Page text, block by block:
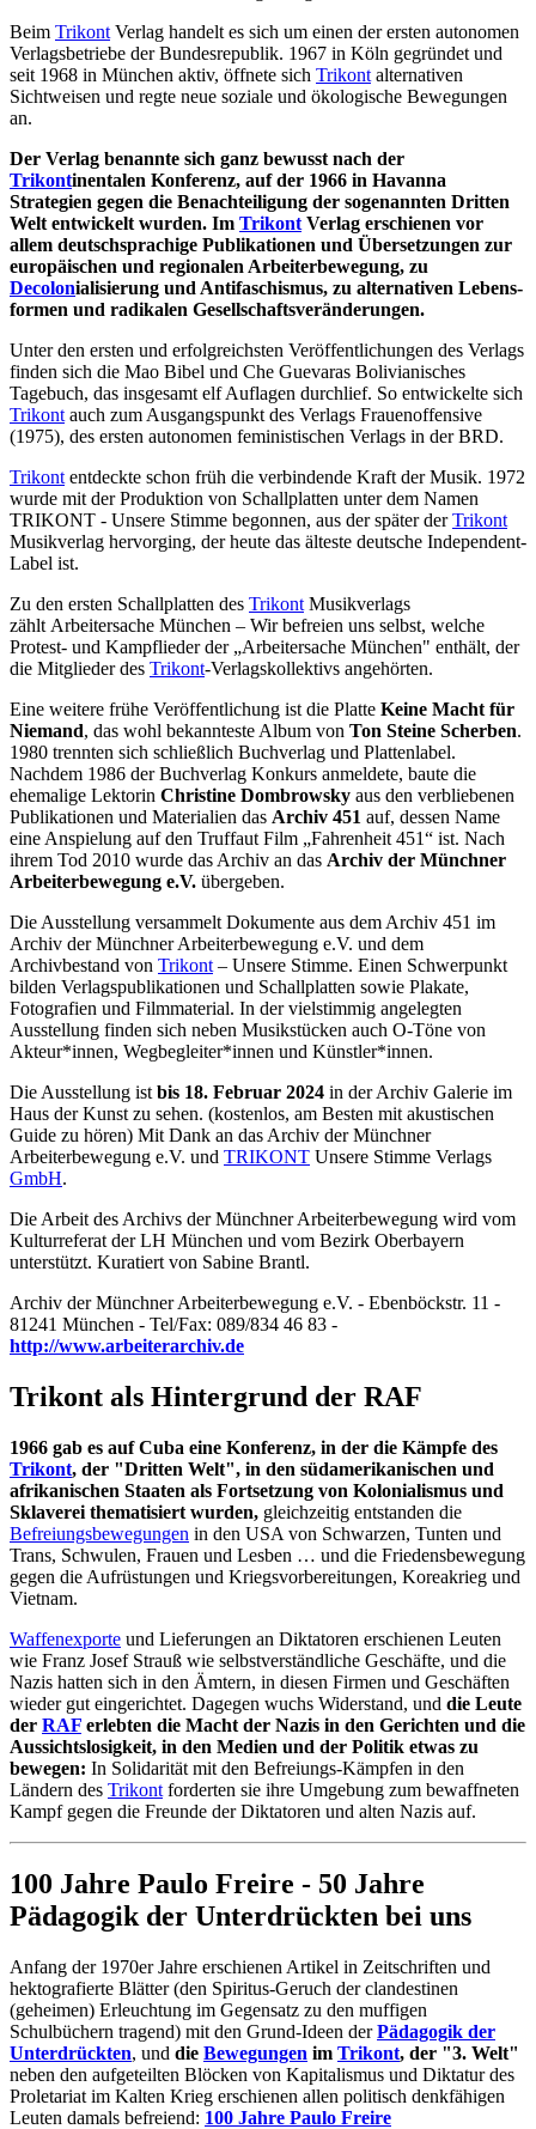
Beim Trikont Verlag handelt es sich um einen der ersten autonomen
Verlagsbetriebe der Bundesrepublik. 1967 in Köln gegründet und
seit 1968 in München aktiv, öffnete sich Trikont alternativen
Sichtweisen und regte neue soziale und ökologische Bewegungen
an.
Der Verlag benannte sich ganz bewusst nach der
Trikontinentalen Konferenz, auf der 1966 in Havanna
Strategien gegen die Benachteiligung der sogenannten Dritten
Welt entwickelt wurden. Im Trikont Verlag erschienen vor
allem deutsch­sprachige Publikationen und Übersetzungen zur
europäischen und regionalen Arbeiterbewegung, zu
Decolonialisierung und Antifaschismus, zu alternativen Lebens­
formen und radikalen Gesellschaftsveränderungen.
Unter den ersten und erfolgreichsten Veröffentlichungen des Verlags
finden sich die Mao Bibel und Che Guevaras Bolivianisches
Tagebuch, das insgesamt elf Auflagen durchlief. So entwickelte sich
Trikont auch zum Ausgangspunkt des Verlags Frauenoffensive
(1975), des ersten autonomen feministischen Verlags in der BRD.
Trikont entdeckte schon früh die verbindende Kraft der Musik. 1972
wurde mit der Produktion von Schallplatten unter dem Namen
TRIKONT - Unsere Stimme begonnen, aus der später derTrikont
Musikverlag hervorging, der heute das älteste deutsche Independent-
Label ist.
Zu den ersten Schallplatten des Trikont Musikverlags
zählt Arbeitersache München – Wir befreien uns selbst, welche
Protest- und Kampflieder der „Arbeitersache München" enthält, der
die Mitglieder des Trikont-Verlagskollektivs angehörten.
Eine weitere frühe Veröffentlichung ist die Platte Keine Macht für
Niemand, das wohl bekannteste Album von Ton Steine Scherben.
1980 trennten sich schließlich Buchverlag und Plattenlabel.
Nachdem 1986 der Buchverlag Konkurs anmeldete, baute die
ehemalige Lektorin Christine Dombrowsky aus den verbliebenen
Publikationen und Materialien das Archiv 451 auf, dessen Name
eine Anspielung auf den Truffaut Film „Fahrenheit 451“ ist. Nach
ihrem Tod 2010 wurde das Archiv an das Archiv der Münchner
Arbeiterbewegung e.V. übergeben.
Die Ausstellung versammelt Dokumente aus dem Archiv 451 im
Archiv der Münchner Arbeiterbewegung e.V. und dem
Archivbestand von Trikont – Unsere Stimme. Einen Schwerpunkt
bilden Verlags­publikationen und Schallplatten sowie Plakate,
Fotografien und Filmmaterial. In der vielstimmig angelegten
Ausstellung finden sich neben Musikstücken auch O-Töne von
Akteur*innen, Wegbegleiter*innen und Künstler*innen.
Die Ausstellung ist bis 18. Februar 2024 in der Archiv Galerie im
Haus der Kunst zu sehen. (kostenlos, am Besten mit akustischen
Guide zu hören) Mit Dank an das Archiv der Münchner
Arbeiterbewegung e.V. und TRIKONT Unsere Stimme Verlags
GmbH.
Die Arbeit des Archivs der Münchner Arbeiterbewegung wird vom
Kulturreferat der LH München und vom Bezirk Oberbayern
unterstützt. Kuratiert von Sabine Brantl.
Archiv der Münchner Arbeiterbewegung e.V. - Ebenböckstr. 11 -
81241 München - Tel/Fax: 089/834 46 83 -
http://www.arbeiterarchiv.de
Trikont als Hintergrund der RAF
1966 gab es auf Cuba eine Konferenz, in der die Kämpfe des
Trikont, der "Dritten Welt", in den südamerikanischen und
afrikanischen Staaten als Fortsetzung von Kolonialismus und
Sklaverei thematisiert wurden, gleichzeitig entstanden die
Befreiungsbewegungen in den USA von Schwarzen, Tunten und
Trans, Schwulen, Frauen und Lesben … und die Friedensbewegung
gegen die Aufrüstungen und Kriegsvorbereitungen, Koreakrieg und
Vietnam.
Waffenexporte und Lieferungen an Diktatoren erschienen Leuten
wie Franz Josef Strauß wie selbstverständliche Geschäfte, und die
Nazis hatten sich in den Ämtern, in diesen Firmen und Geschäften
wieder gut eingerichtet. Dagegen wuchs Widerstand, und die Leute
der RAF erlebten die Macht der Nazis in den Gerichten und die
Aussichtslosigkeit, in den Medien und der Politik etwas zu
bewegen: In Solidarität mit den Befreiungs-Kämpfen in den
Ländern des Trikont forderten sie ihre Umgebung zum bewaffneten
Kampf gegen die Freunde der Diktatoren und alten Nazis auf.
100 Jahre Paulo Freire - 50 Jahre
Pädagogik der Unterdrückten bei uns
Anfang der 1970er Jahre erschienen Artikel in Zeitschriften und
hektografierte Blätter (den Spiritus-Geruch der clandestinen
(geheimen) Erleuchtung im Gegensatz zu den muffigen
Schulbüchern tragend) mit den Grund-Ideen derPädagogik der
Unterdrückten, und die Bewegungen im Trikont, der "3. Welt"
neben den aufgeteilten Blöcken von Kapitalismus und Diktatur des
Proletariat im Kalten Krieg erschienen allen politisch denkfähigen
Leuten damals befreiend: 100 Jahre Paulo Freire